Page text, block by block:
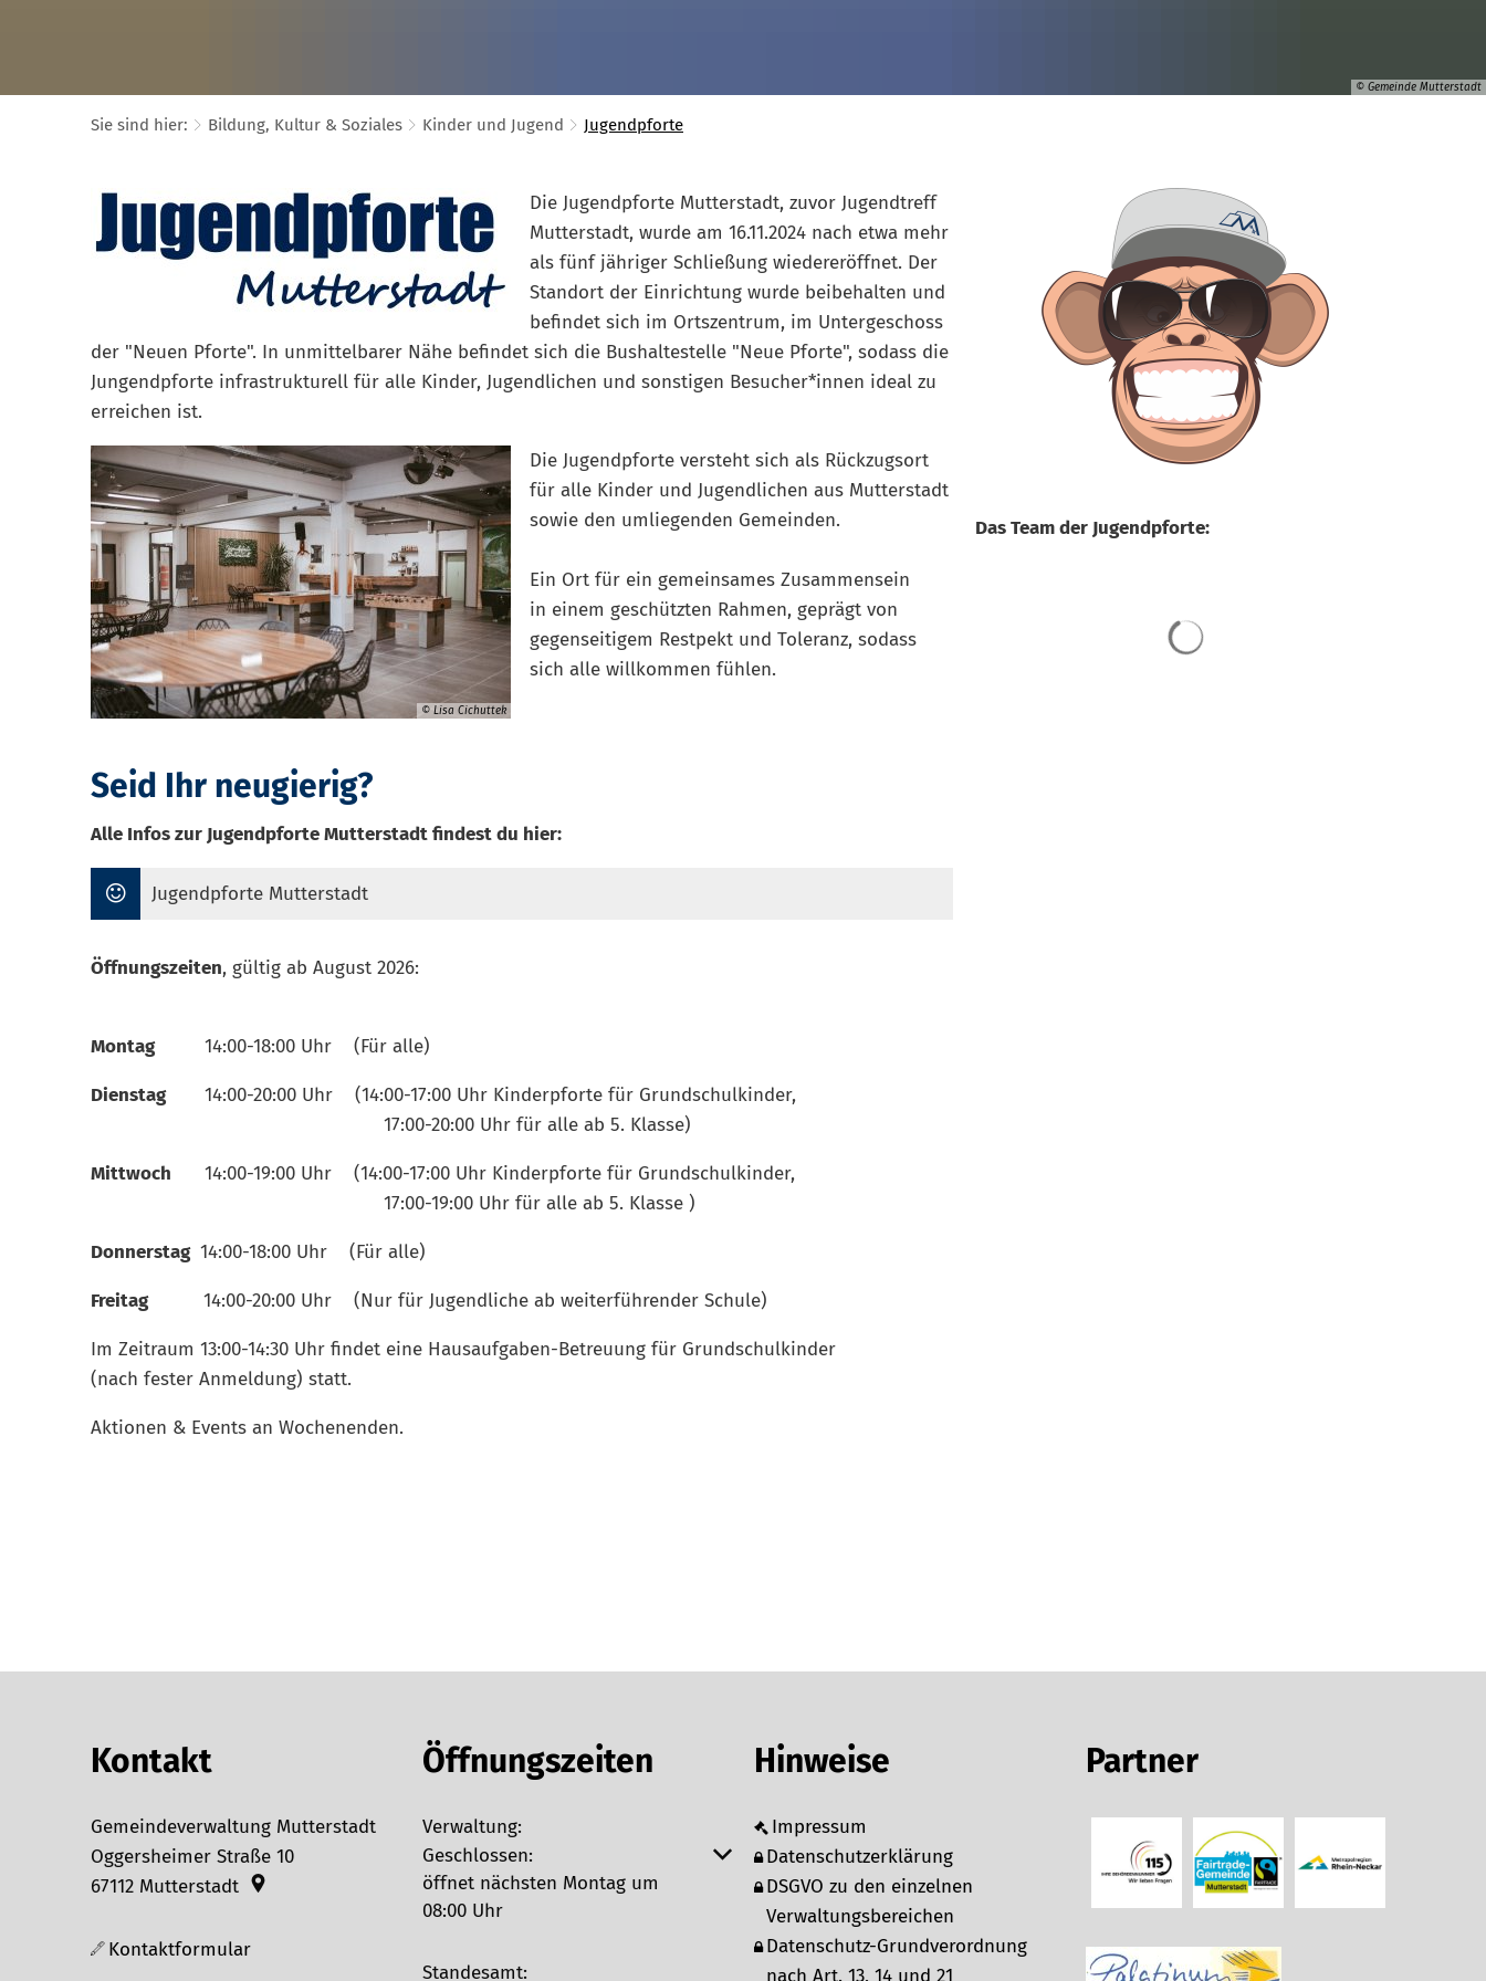
© Gemeinde Mutterstadt
Sie sind hier: Bildung, Kultur & Soziales Kinder und Jugend Jugendpforte
Die Jugendpforte Mutterstadt, zuvor Jugendtreff
Mutterstadt, wurde am 16.11.2024 nach etwa mehr
als fünf jähriger Schließung wiedereröffnet. Der
Standort der Einrichtung wurde beibehalten und
befindet sich im Ortszentrum, im Untergeschoss
der "Neuen Pforte". In unmittelbarer Nähe befindet sich die Bushaltestelle "Neue Pforte", sodass die
Jungendpforte infrastrukturell für alle Kinder, Jugendlichen und sonstigen Besucher*innen ideal zu
erreichen ist.
© Lisa Cichuttek
Die Jugendpforte versteht sich als Rückzugsort
für alle Kinder und Jugendlichen aus Mutterstadt
sowie den umliegenden Gemeinden.
Ein Ort für ein gemeinsames Zusammensein
in einem geschützten Rahmen, geprägt von
gegenseitigem Restpekt und Toleranz, sodass
sich alle willkommen fühlen.
Seid Ihr neugierig?
Alle Infos zur Jugendpforte Mutterstadt findest du hier:
Jugendpforte Mutterstadt
Öffnungszeiten, gültig ab August 2026:
Montag14:00-18:00 Uhr (Für alle)
Dienstag14:00-20:00 Uhr (14:00-17:00 Uhr Kinderpforte für Grundschulkinder,
17:00-20:00 Uhr für alle ab 5. Klasse)
Mittwoch 14:00-19:00 Uhr (14:00-17:00 Uhr Kinderpforte für Grundschulkinder,
17:00-19:00 Uhr für alle ab 5. Klasse )
Donnerstag 14:00-18:00 Uhr (Für alle)
Freitag14:00-20:00 Uhr (Nur für Jugendliche ab weiterführender Schule)
Im Zeitraum 13:00-14:30 Uhr findet eine Hausaufgaben-Betreuung für Grundschulkinder
(nach fester Anmeldung) statt.
Aktionen & Events an Wochenenden.
Das Team der Jugendpforte:
Kontakt
Gemeindeverwaltung Mutterstadt
Oggersheimer Straße 10
67112 Mutterstadt
Kontaktformular
Öffnungszeiten
Verwaltung:
Klicken, um weitere Öffnungs- oder Schließzeiten auszublenden
Geschlossen:
öffnet nächsten Montag um
08:00 Uhr
Standesamt:
Hinweise
Impressum
Datenschutzerklärung
DSGVO zu den einzelnen
Verwaltungsbereichen
Datenschutz-Grundverordnung
nach Art. 13, 14 und 21
Partner